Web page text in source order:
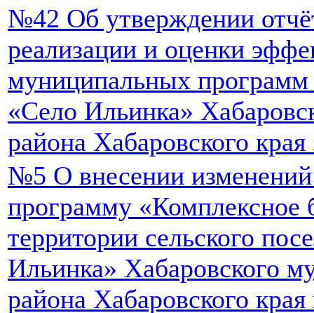
№42 Об утверждении
реализации и оценки
муниципальных программ
«Село Ильинка»
района Хабаровского края
№5 О внесении
программу «Комплексное
территории сельского
Ильинка» Хабаровского
района Хабаровского